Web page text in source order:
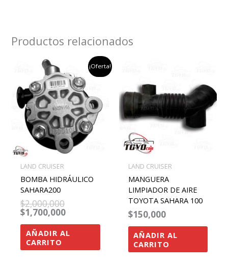
Productos relacionados
¡Oferta!
LAND CRUISER
BOMBA HIDRÁULICO
SAHARA200
$2,000,000
precio
original
era:
$2,000,000.
$1,700,000
precio
actual
es:
$1,700,000.
AÑADIR AL
CARRITO
LAND CRUISER
MANGUERA
LIMPIADOR DE AIRE
TOYOTA SAHARA 100
$150,000
AÑADIR AL
CARRITO